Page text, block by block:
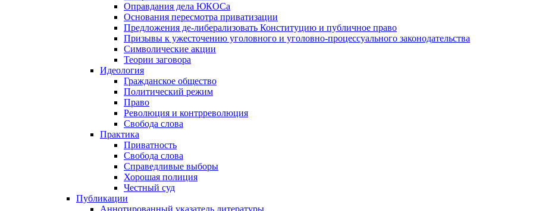
Оправдания дела ЮКОСа
Основания пересмотра приватизации
Предложения де-либерализовать Конституцию и публичное право
Призывы к ужесточению уголовного и уголовно-процессуального законодательства
Символические акции
Теории заговора
Идеология
Гражданское общество
Политический режим
Право
Революция и контрреволюция
Свобода слова
Практика
Приватность
Свобода слова
Справедливые выборы
Хорошая полиция
Честный суд
Публикации